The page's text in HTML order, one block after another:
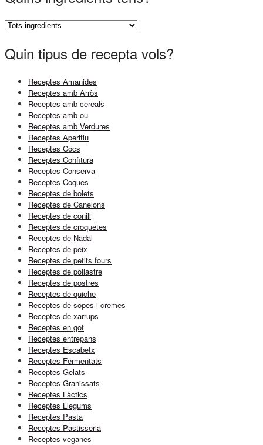
Quin tipus de recepta vols?
Receptes Amanides
Receptes amb Arròs
Receptes amb cereals
Receptes amb ou
Receptes amb Verdures
Receptes Aperitiu
Receptes Cocs
Receptes Confitura
Receptes Conserva
Receptes Coques
Receptes de bolets
Receptes de Canelons
Receptes de conill
Receptes de croquetes
Receptes de Nadal
Receptes de peix
Receptes de petits fours
Receptes de pollastre
Receptes de postres
Receptes de quiche
Receptes de sopes i cremes
Receptes de xarrups
Receptes en got
Receptes entrepans
Receptes Escabetx
Receptes Fermentats
Receptes Gelats
Receptes Granissats
Receptes Làctics
Receptes Llegums
Receptes Pasta
Receptes Pastisseria
Receptes veganes